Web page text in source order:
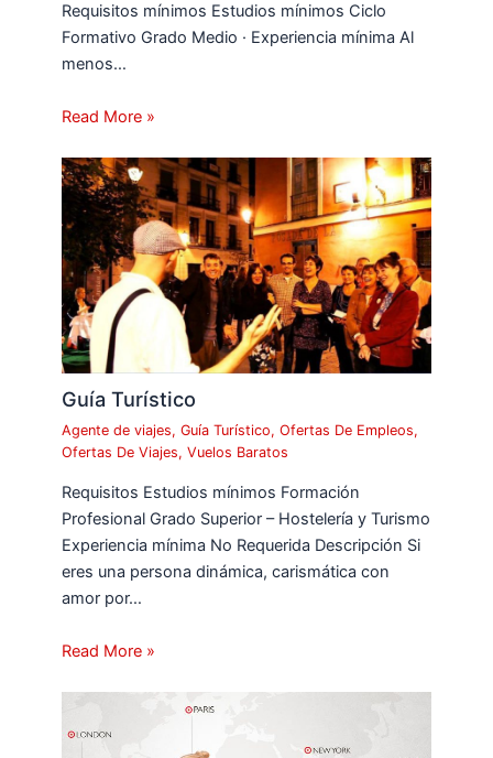
Requisitos mínimos Estudios mínimos Ciclo
Formativo Grado Medio · Experiencia mínima Al
menos…
Read More »
Guía Turístico
Agente de viajes,Guía Turístico,Ofertas De Empleos,
Ofertas De Viajes,Vuelos Baratos
Requisitos Estudios mínimos Formación
Profesional Grado Superior – Hostelería y Turismo
Experiencia mínima No Requerida Descripción Si
eres una persona dinámica, carismática con
amor por…
Read More »